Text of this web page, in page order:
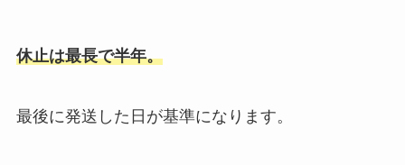
休止は最長で半年。
最後に発送した日が基準になります。